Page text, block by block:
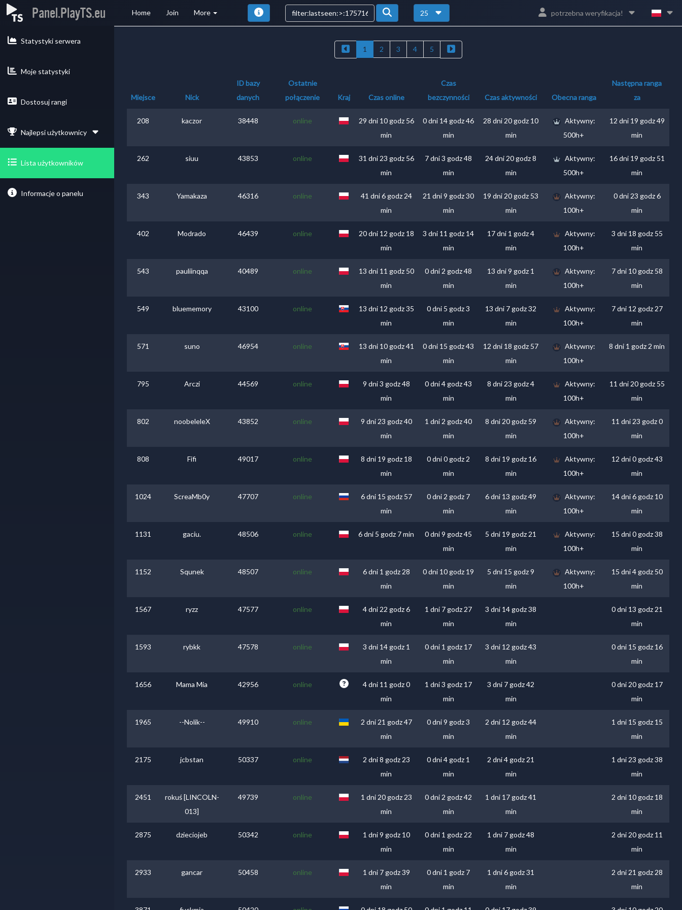
Panel.PlayTS.eu Home Join More 25 potrzebna weryfikacja!
Statystyki serwera
Moje statystyki
Dostosuj rangi
Najlepsi użytkownicy
Lista użytkowników
Informacje o panelu
1 2 3 4 5
Miejsce Nick
ID bazy
danych
Ostatnie
połączenie
Kraj Czas online
Czas
bezczynności
Czas aktywności Obecna ranga
Następna ranga
za
208 kaczor 38448 online
29 dni 10 godz 56
min
0 dni 14 godz 46
min
28 dni 20 godz 10
min
Aktywny:
500h+
12 dni 19 godz 49
min
262 siuu 43853 online
31 dni 23 godz 56
min
7 dni 3 godz 48
min
24 dni 20 godz 8
min
Aktywny:
500h+
16 dni 19 godz 51
min
343 Yamakaza 46316 online
41 dni 6 godz 24
min
21 dni 9 godz 30
min
19 dni 20 godz 53
min
Aktywny:
100h+
0 dni 23 godz 6
min
402 Modrado 46439 online
20 dni 12 godz 18
min
3 dni 11 godz 14
min
17 dni 1 godz 4
min
Aktywny:
100h+
3 dni 18 godz 55
min
543 pauliinqqa 40489 online
13 dni 11 godz 50
min
0 dni 2 godz 48
min
13 dni 9 godz 1
min
Aktywny:
100h+
7 dni 10 godz 58
min
549 bluememory 43100 online
13 dni 12 godz 35
min
0 dni 5 godz 3
min
13 dni 7 godz 32
min
Aktywny:
100h+
7 dni 12 godz 27
min
571 suno 46954 online
13 dni 10 godz 41
min
0 dni 15 godz 43
min
12 dni 18 godz 57
min
Aktywny:
100h+
8 dni 1 godz 2 min
795 Arczi 44569 online
9 dni 3 godz 48
min
0 dni 4 godz 43
min
8 dni 23 godz 4
min
Aktywny:
100h+
11 dni 20 godz 55
min
802 noobeleleX 43852 online
9 dni 23 godz 40
min
1 dni 2 godz 40
min
8 dni 20 godz 59
min
Aktywny:
100h+
11 dni 23 godz 0
min
808 Fifi 49017 online
8 dni 19 godz 18
min
0 dni 0 godz 2
min
8 dni 19 godz 16
min
Aktywny:
100h+
12 dni 0 godz 43
min
1024 ScreaMb0y 47707 online
6 dni 15 godz 57
min
0 dni 2 godz 7
min
6 dni 13 godz 49
min
Aktywny:
100h+
14 dni 6 godz 10
min
1131 gaciu. 48506 online 6 dni 5 godz 7 min
0 dni 9 godz 45
min
5 dni 19 godz 21
min
Aktywny:
100h+
15 dni 0 godz 38
min
1152 Squnek 48507 online
6 dni 1 godz 28
min
0 dni 10 godz 19
min
5 dni 15 godz 9
min
Aktywny:
100h+
15 dni 4 godz 50
min
1567 ryzz 47577 online
4 dni 22 godz 6
min
1 dni 7 godz 27
min
3 dni 14 godz 38
min
0 dni 13 godz 21
min
1593 rybkk 47578 online
3 dni 14 godz 1
min
0 dni 1 godz 17
min
3 dni 12 godz 43
min
0 dni 15 godz 16
min
1656 Mama Mia 42956 online
4 dni 11 godz 0
min
1 dni 3 godz 17
min
3 dni 7 godz 42
min
0 dni 20 godz 17
min
1965 --Nolik-- 49910 online
2 dni 21 godz 47
min
0 dni 9 godz 3
min
2 dni 12 godz 44
min
1 dni 15 godz 15
min
2175 jcbstan 50337 online
2 dni 8 godz 23
min
0 dni 4 godz 1
min
2 dni 4 godz 21
min
1 dni 23 godz 38
min
2451
rokuś [LINCOLN-
013]
49739 online
1 dni 20 godz 23
min
0 dni 2 godz 42
min
1 dni 17 godz 41
min
2 dni 10 godz 18
min
2875 dzieciojeb 50342 online
1 dni 9 godz 10
min
0 dni 1 godz 22
min
1 dni 7 godz 48
min
2 dni 20 godz 11
min
2933 gancar 50458 online
1 dni 7 godz 39
min
0 dni 1 godz 7
min
1 dni 6 godz 31
min
2 dni 21 godz 28
min